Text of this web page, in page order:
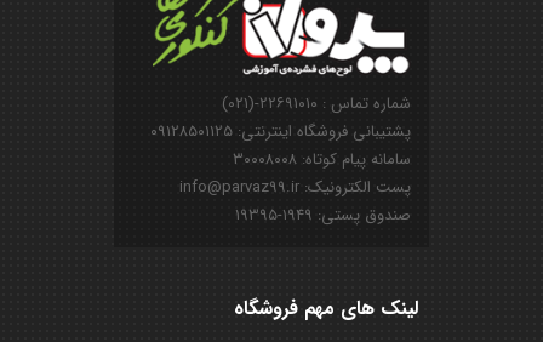
شماره تماس : ۲۲۶۹۱۰۱۰-(۰۲۱)
پشتیبانی فروشگاه اینترنتی: ۰۹۱۲۸۵۰۱۱۲۵
سامانه پیام کوتاه: ۳۰۰۰۸۰۰۸
پست الکترونیک: info@parvaz99.ir
صندوق پستی: ۱۹۴۹-۱۹۳۹۵
لینک های مهم فروشگاه